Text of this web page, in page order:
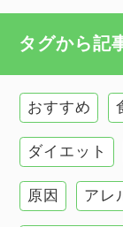
慢性疲労
甲状腺
肌
肝臓の健康
タグから記
おすすめ
ダイエット
原因 アレ